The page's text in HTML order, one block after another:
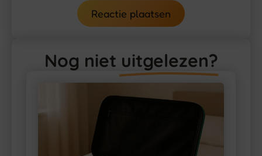
Nog niet uitgelezen?